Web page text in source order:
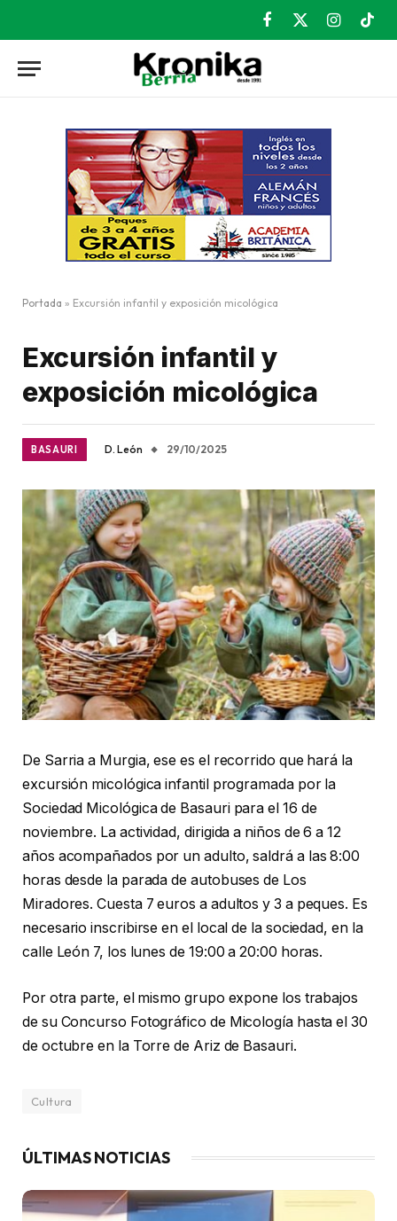
Facebook
X
Instagram
Portada » Excursión infantil y exposición micológica
Excursión infantil y
exposición micológica
BASAURI D. León 29/10/2025
De Sarria a Murgia, ese es el recorrido que hará la
excursión micológica infantil programada por la
Sociedad Micológica de Basauri para el 16 de
noviembre. La actividad, dirigida a niños de 6 a 12
años acompañados por un adulto, saldrá a las 8:00
horas desde la parada de autobuses de Los
Miradores. Cuesta 7 euros a adultos y 3 a peques. Es
necesario inscribirse en el local de la sociedad, en la
calle León 7, los lunes de 19:00 a 20:00 horas.
Por otra parte, el mismo grupo expone los trabajos
de su Concurso Fotográfico de Micología hasta el 30
de octubre en la Torre de Ariz de Basauri.
Cultura
ÚLTIMAS NOTICIAS